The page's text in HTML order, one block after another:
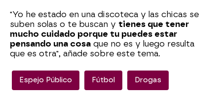
"Yo he estado en una discoteca y las chicas se
suben solas o te buscan y tienes que tener
mucho cuidado porque tu puedes estar
pensando una cosa que no es y luego resulta
que es otra", añade sobre este tema.
Espejo Público Fútbol Drogas